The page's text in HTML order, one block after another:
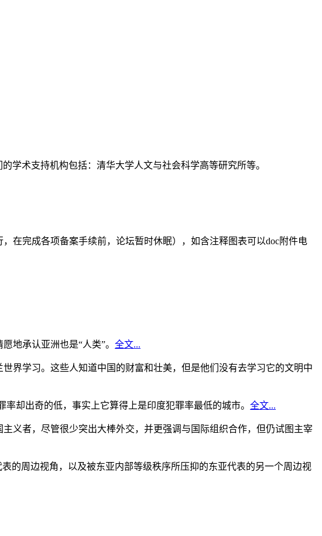
学术支持机构包括：清华大学人文与社会科学高等研究所等。
在完成各项备案手续前，论坛暂时休眠），如含注释图表可以doc附件电
地承认亚洲也是“人类”。 全文...
界学习。这些人知道中国的财富和壮美，但是他们没有去学习它的文明中
却出奇的低，事实上它算得上是印度犯罪率最低的城市。 全文...
义者，尽管很少突出大棒外交，并更强调与国际组织合作，但仍试图主宰
的周边视角，以及被东亚内部等级秩序所压抑的东亚代表的另一个周边视